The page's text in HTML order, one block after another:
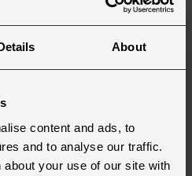
About
content and ads, to
and to analyse our traffic.
your use of our site with
Stockholm